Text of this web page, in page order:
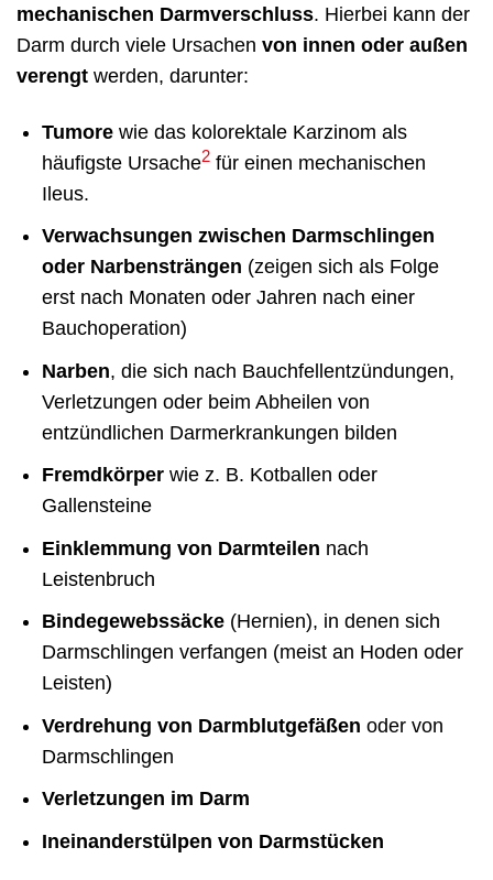
mechanischen Darmverschluss. Hierbei kann der
Darm durch viele Ursachen von innen oder außen
verengt werden, darunter:
Tumore wie das kolorektale Karzinom als
häufigste Ursache2für einen mechanischen
Ileus.
Verwachsungen zwischen Darmschlingen
oder Narbensträngen (zeigen sich als Folge
erst nach Monaten oder Jahren nach einer
Bauchoperation)
Narben, die sich nach Bauchfellentzündungen,
Verletzungen oder beim Abheilen von
entzündlichen Darmerkrankungen bilden
Fremdkörper wie z. B. Kotballen oder
Gallensteine
Einklemmung von Darmteilen nach
Leistenbruch
Bindegewebssäcke(Hernien), in denen sich
Darmschlingen verfangen (meist an Hoden oder
Leisten)
Verdrehung von Darmblutgefäßen oder von
Darmschlingen
Verletzungen im Darm
Ineinanderstülpen von Darmstücken